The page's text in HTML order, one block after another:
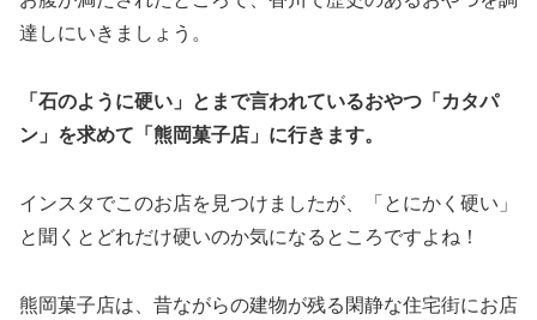
達しにいきましょう。
「石のように硬い」とまで言われているおやつ「カタパ
ン」を求めて「熊岡菓子店」に行きます。
インスタでこのお店を見つけましたが、「とにかく硬い」
と聞くとどれだけ硬いのか気になるところですよね！
熊岡菓子店は、昔ながらの建物が残る閑静な住宅街にお店